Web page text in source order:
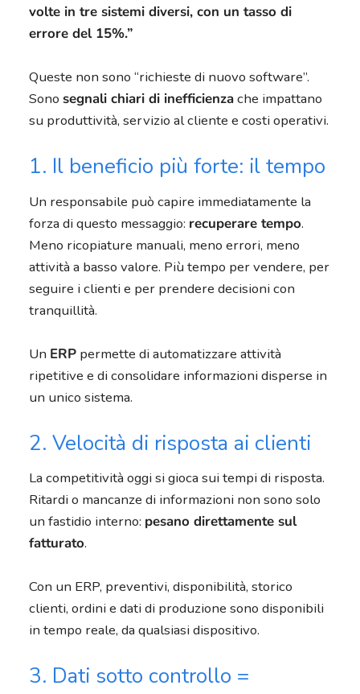
volte in tre sistemi diversi, con un tasso di
errore del 15%.”
Queste non sono “richieste di nuovo software”.
Sono segnali chiari di inefficienzache impattano
su produttività, servizio al cliente e costi operativi.
1. Il beneficio più forte: il tempo
Un responsabile può capire immediatamente la
forza di questo messaggio: recuperare tempo.
Meno ricopiature manuali, meno errori, meno
attività a basso valore. Più tempo per vendere, per
seguire i clienti e per prendere decisioni con
tranquillità.
Un ERPpermette di automatizzare attività
ripetitive e di consolidare informazioni disperse in
un unico sistema.
2. Velocità di risposta ai clienti
La competitività oggi si gioca sui tempi di risposta.
Ritardi o mancanze di informazioni non sono solo
un fastidio interno: pesano direttamente sul
fatturato.
Con un ERP, preventivi, disponibilità, storico
clienti, ordini e dati di produzione sono disponibili
in tempo reale, da qualsiasi dispositivo.
3. Dati sotto controllo =